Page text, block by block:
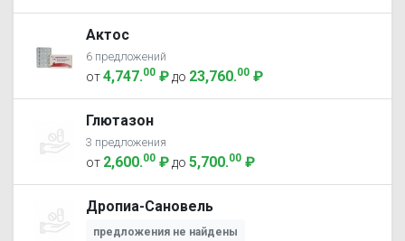
Актос
6 предложений
от4,747.00 ₽ до 23,760.00 ₽
Глютазон
3 предложения
от 2,600.00 ₽ до 5,700.00 ₽
Дропиа-Сановель
предложения не найдены